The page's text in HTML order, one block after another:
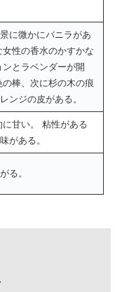
に微かにバニラがあ
性の香水のかすかな
とラベンダーが開
棒、次に杉の木の痕
ンジの皮がある。
甘い。 粘性がある
がある。
る。